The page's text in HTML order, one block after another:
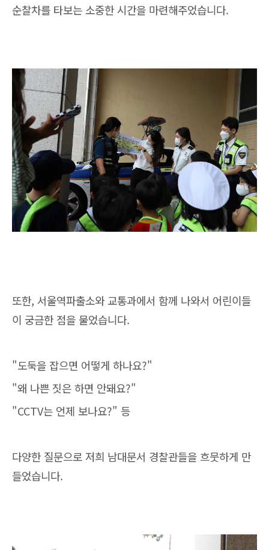
순찰차를 타보는 소중한 시간을 마련해주었습니다.
또한, 서울역파출소와 교통과에서 함께 나와서 어린이들
이 궁금한 점을 물었습니다.
"도둑을 잡으면 어떻게 하나요?"
"왜 나쁜 짓은 하면 안돼요?"
"CCTV는 언제 보나요?" 등
다양한 질문으로 저희 남대문서 경찰관들을 흐뭇하게 만
들었습니다.